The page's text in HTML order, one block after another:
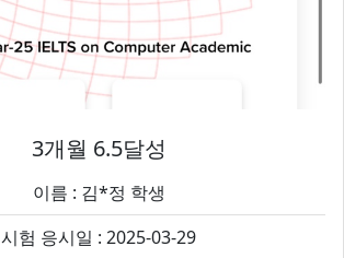
3개월 6.5달성
이름 : 김*정 학생
시험 응시일 : 2025-03-29